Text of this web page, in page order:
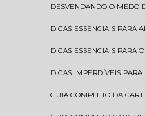
DESVENDANDO O MEDO
DICAS ESSENCIAIS
DICAS ESSENCIAIS PARA
DICAS IMPERDÍVEIS
GUIA COMPLETO DA